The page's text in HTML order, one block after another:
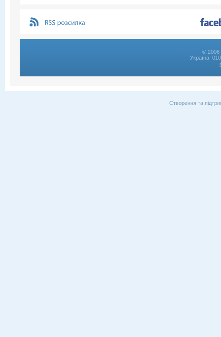
© 2006
Україна,
Створення та